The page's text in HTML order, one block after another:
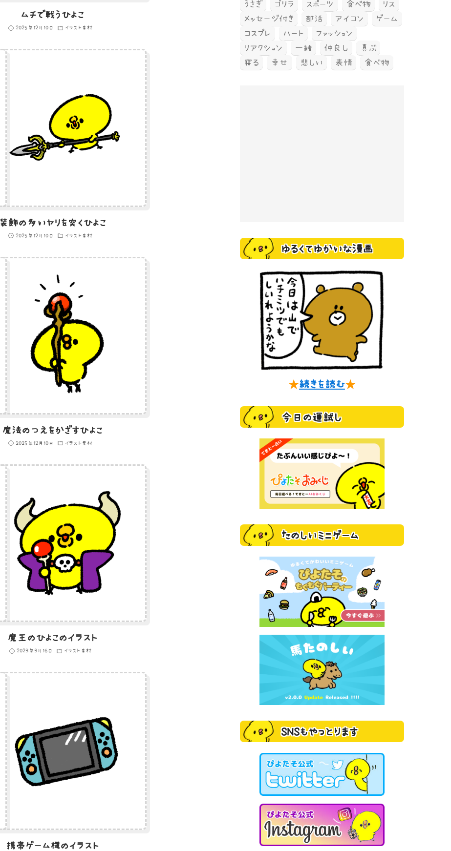
ムチで戦うひよこ
2025年12月10日 イラスト素材
装飾の多いヤリを突くひよこ
2025年12月10日 イラスト素材
魔法のつえをかざすひよこ
2025年12月10日 イラスト素材
魔王のひよこのイラスト
2023年3月16日 イラスト素材
携帯ゲーム機のイラスト
うさぎ ゴリラ スポーツ 食べ物
リス
メッセージ付き
部活 アイコン
ゲーム
コスプレ
ハート
ファッション
リアクション
一緒 仲良し
喜ぶ
寝る
幸せ 悲しい 表情 食べ物
ゆるくてゆかいな漫画
★続きを読む★
今日の運試し
たのしいミニゲーム
SNSもやっとります